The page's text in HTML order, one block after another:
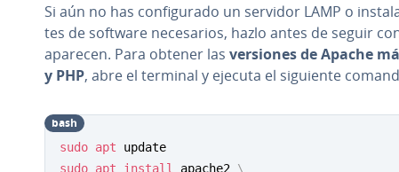
Si aún no has co­n­fi­gu­ra­do un servidor LAMP o
tes de software ne­ce­sa­rios, hazlo antes de seguir
aparecen. Para obtener las versiones de Apache
y PHP, abre el terminal y ejecuta el siguiente
sudo apt
sudo apt install apache2 \
bash